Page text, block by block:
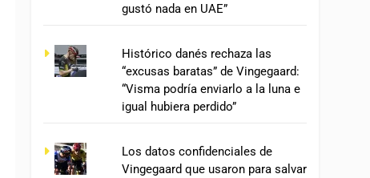
gustó nada en UAE”
Histórico danés rechaza las
“excusas baratas” de Vingegaard:
“Visma podría enviarlo a la luna e
igual hubiera perdido”
Los datos confidenciales de
Vingegaard que usaron para salvar